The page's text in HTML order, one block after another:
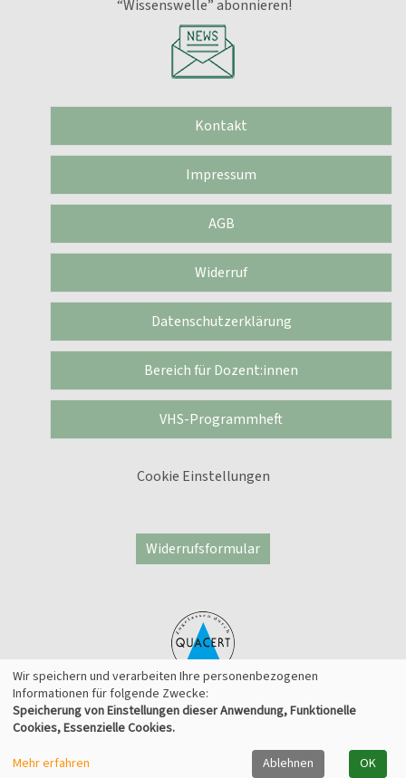
“Wissenswelle” abonnieren!
Kontakt
Impressum
AGB
Widerruf
Datenschutzerklärung
Bereich für Dozent:innen
VHS-Programmheft
Cookie Einstellungen
Widerrufsformular
© 2026 Kufer Software GmbH
Wir speichern und verarbeiten Ihre personenbezogenen
Informationen für folgende Zwecke:
Speicherung von Einstellungen dieser Anwendung, Funktionelle
Cookies, Essenzielle Cookies.
Mehr erfahren
Ablehnen OK